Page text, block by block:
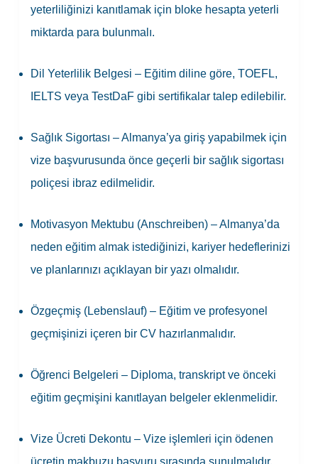
yeterliliğinizi kanıtlamak için bloke hesapta yeterli
miktarda para bulunmalı.
Dil Yeterlilik Belgesi – Eğitim diline göre, TOEFL,
IELTS veya TestDaF gibi sertifikalar talep edilebilir.
Sağlık Sigortası – Almanya’ya giriş yapabilmek için
vize başvurusunda önce geçerli bir sağlık sigortası
poliçesi ibraz edilmelidir.
Motivasyon Mektubu (Anschreiben) – Almanya’da
neden eğitim almak istediğinizi, kariyer hedeflerinizi
ve planlarınızı açıklayan bir yazı olmalıdır.
Özgeçmiş (Lebenslauf) – Eğitim ve profesyonel
geçmişinizi içeren bir CV hazırlanmalıdır.
Öğrenci Belgeleri – Diploma, transkript ve önceki
eğitim geçmişini kanıtlayan belgeler eklenmelidir.
Vize Ücreti Dekontu – Vize işlemleri için ödenen
ücretin makbuzu başvuru sırasında sunulmalıdır.